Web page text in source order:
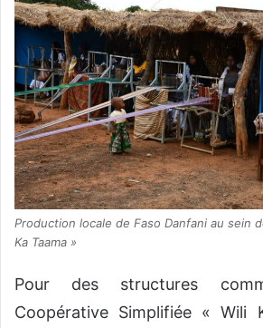
Production locale de Faso Danfani au sein
Ka Taama »
Pour des structures
Coopérative Simplifiée « Wili